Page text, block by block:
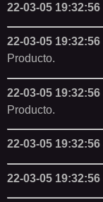
22-03-05 19:32:56
22-03-05 19:32:56
Producto.
22-03-05 19:32:56
Producto.
22-03-05 19:32:56
22-03-05 19:32:56